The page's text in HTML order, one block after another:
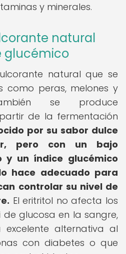
y minerales.
natural
glucémico
natural que se
como peras, melones y
se produce
de la fermentación
por su sabor dulce
pero con un bajo
y un índice glucémico
hace adecuado para
controlar su nivel de
El eritritol no afecta los
de glucosa en la sangre,
alternativa al
con diabetes o que